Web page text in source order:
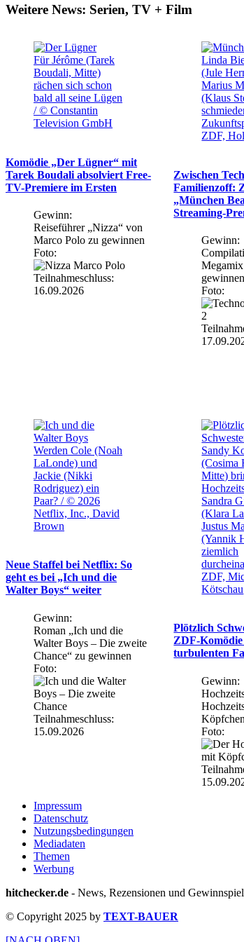
Weitere News: Serien, TV + Film
Für Jérôme (Tarek
Boudali, Mitte)
rächen sich schon
bald all seine Lügen
/ © Constantin
Television GmbH
Komödie „Der Lügner“ mit
Tarek Boudali absolviert Free-
TV-Premiere im Ersten
Gewinn:
Reiseführer „Nizza“ von
Marco Polo zu gewinnen
Foto:
Teilnahmeschluss:
16.09.2026
Linda
(Jule
Marius
(Klaus
ZDF,
Zwischen
Familienzoff:
„München
Streaming-
Gewinn:
gewinnen
Foto:
Werden Cole (Noah
LaLonde) und
Jackie (Nikki
Rodriguez) ein
Paar? / © 2026
Netflix, Inc., David
Brown
Neue Staffel bei Netflix: So
geht es bei „Ich und die
Walter Boys“ weiter
Gewinn:
Roman „Ich und die
Walter Boys – Die zweite
Chance“ zu gewinnen
Foto:
Teilnahmeschluss:
15.09.2026
Sandy
(Cosima
Mitte)
Sandra
(Klara
Justus
(Yannik
ziemlich
ZDF,
Kötschau
Plötzlich
ZDF-
turbulenten
Gewinn:
Foto:
Impressum
Datenschutz
Nutzungsbedingungen
Mediadaten
Themen
Werbung
hitchecker.de - News, Rezensionen und
© Copyright 2025 by TEXT-BAUER